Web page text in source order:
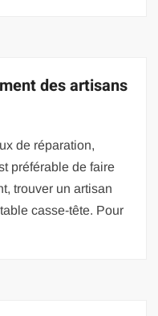
des artisans
de réparation,
préférable de faire
trouver un artisan
casse-tête. Pour